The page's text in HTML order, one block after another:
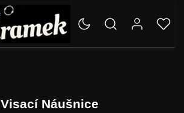
Visací Náušnice